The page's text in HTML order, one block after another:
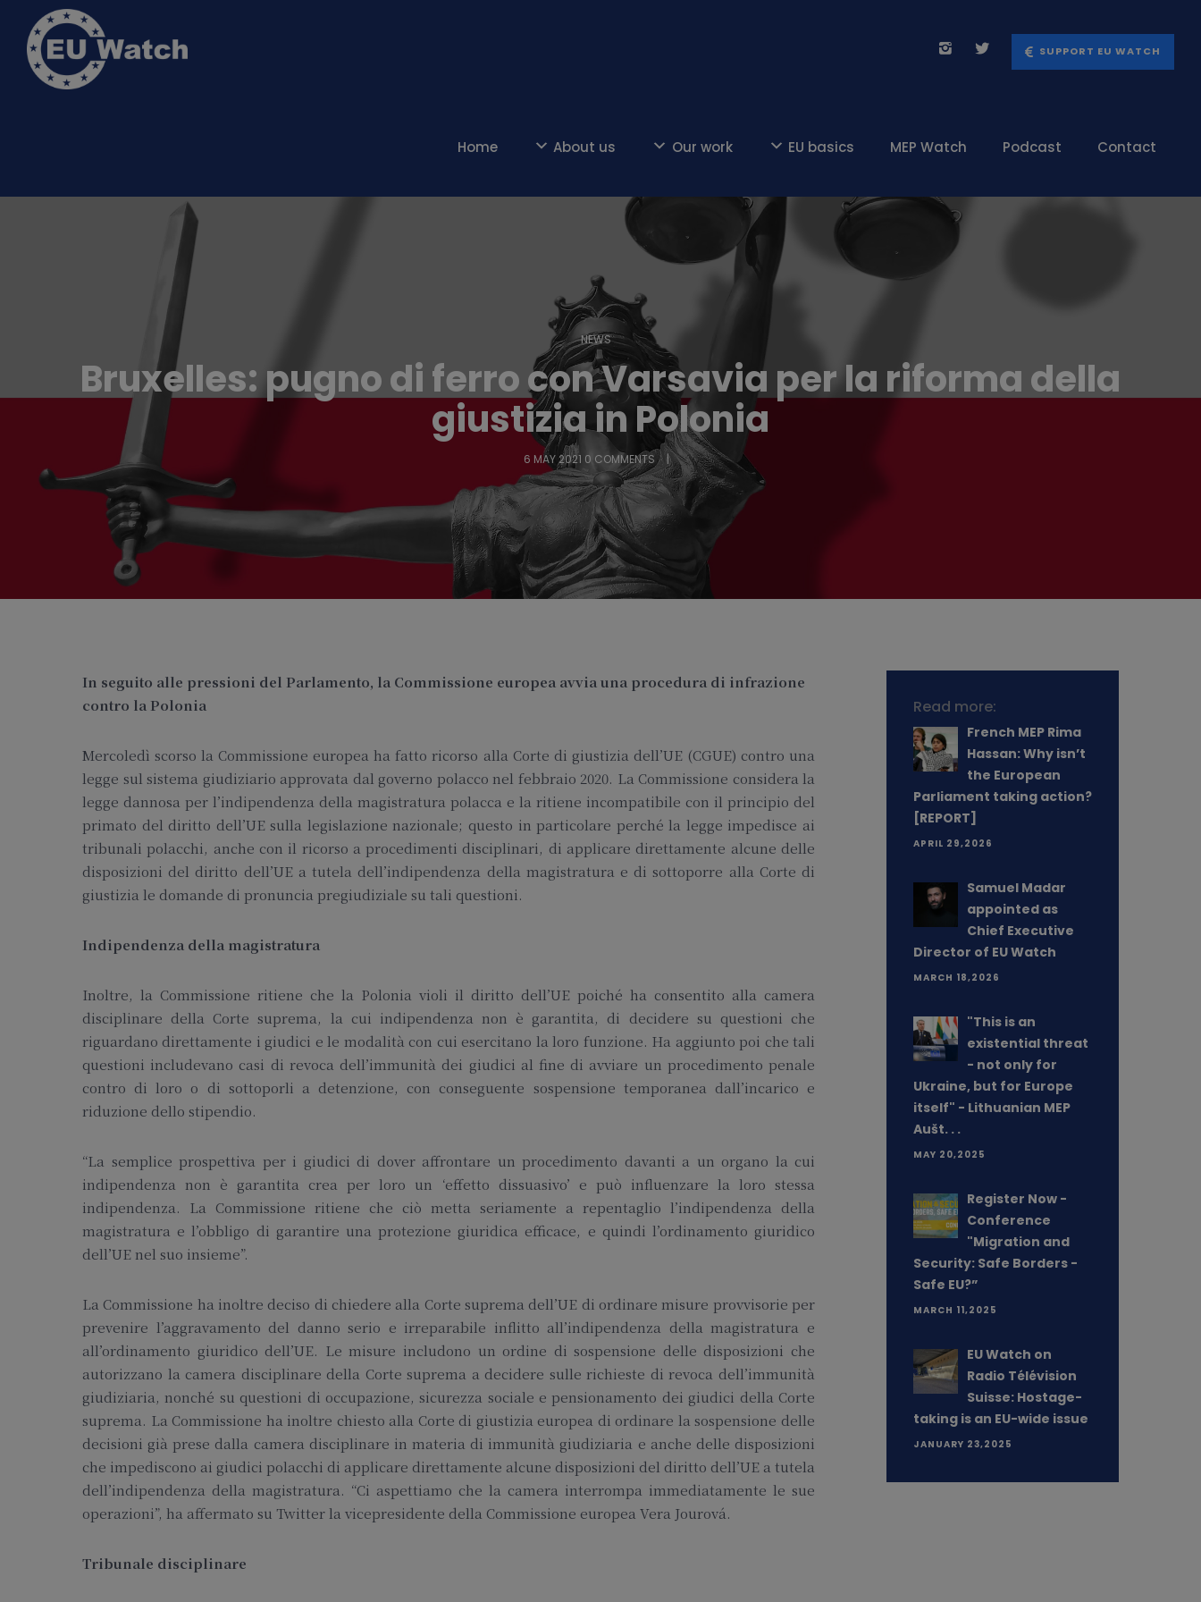
SUPPORT EU WATCH
Home About us Our work EU basics MEP Watch Podcast Contact
NEWS
Bruxelles: pugno di ferro con Varsavia per la riforma della
giustizia in Polonia
6 MAY 2021 0 COMMENTS
In seguito alle pressioni del Parlamento, la Commissione europea avvia una procedura di infrazione
contro la Polonia
Mercoledì scorso la Commissione europea ha fatto ricorso alla Corte di giustizia dell’UE (CGUE) contro una
legge sul sistema giudiziario approvata dal governo polacco nel febbraio 2020. La Commissione considera la
legge dannosa per l’indipendenza della magistratura polacca e la ritiene incompatibile con il principio del
primato del diritto dell’UE sulla legislazione nazionale; questo in particolare perché la legge impedisce ai
tribunali polacchi, anche con il ricorso a procedimenti disciplinari, di applicare direttamente alcune delle
disposizioni del diritto dell’UE a tutela dell’indipendenza della magistratura e di sottoporre alla Corte di
giustizia le domande di pronuncia pregiudiziale su tali questioni.
Indipendenza della magistratura
Inoltre, la Commissione ritiene che la Polonia violi il diritto dell’UE poiché ha consentito alla camera
disciplinare della Corte suprema, la cui indipendenza non è garantita, di decidere su questioni che
riguardano direttamente i giudici e le modalità con cui esercitano la loro funzione. Ha aggiunto poi che tali
questioni includevano casi di revoca dell’immunità dei giudici al fine di avviare un procedimento penale
contro di loro o di sottoporli a detenzione, con conseguente sospensione temporanea dall’incarico e
riduzione dello stipendio.
“La semplice prospettiva per i giudici di dover affrontare un procedimento davanti a un organo la cui
indipendenza non è garantita crea per loro un ‘effetto dissuasivo’ e può influenzare la loro stessa
indipendenza. La Commissione ritiene che ciò metta seriamente a repentaglio l’indipendenza della
magistratura e l’obbligo di garantire una protezione giuridica efficace, e quindi l’ordinamento giuridico
dell’UE nel suo insieme”.
La Commissione ha inoltre deciso di chiedere alla Corte suprema dell’UE di ordinare misure provvisorie per
prevenire l’aggravamento del danno serio e irreparabile inflitto all’indipendenza della magistratura e
all’ordinamento giuridico dell’UE. Le misure includono un ordine di sospensione delle disposizioni che
autorizzano la camera disciplinare della Corte suprema a decidere sulle richieste di revoca dell’immunità
giudiziaria, nonché su questioni di occupazione, sicurezza sociale e pensionamento dei giudici della Corte
suprema. La Commissione ha inoltre chiesto alla Corte di giustizia europea di ordinare la sospensione delle
decisioni già prese dalla camera disciplinare in materia di immunità giudiziaria e anche delle disposizioni
che impediscono ai giudici polacchi di applicare direttamente alcune disposizioni del diritto dell’UE a tutela
dell’indipendenza della magistratura. “Ci aspettiamo che la camera interrompa immediatamente le sue
operazioni”, ha affermato su Twitter la vicepresidente della Commissione europea Vera Jourová.
Tribunale disciplinare
Read more:
French MEP Rima
Hassan: Why isn’t
the European
Parliament taking action?
[REPORT]
APRIL 29,2026
Samuel Madar
appointed as
Chief Executive
Director of EU Watch
MARCH 18,2026
"This is an
existential threat
- not only for
Ukraine, but for Europe
itself" - Lithuanian MEP
Aušt. . .
MAY 20,2025
Register Now -
Conference
"Migration and
Security: Safe Borders -
Safe EU?”
MARCH 11,2025
EU Watch on
Radio Télévision
Suisse: Hostage-
taking is an EU-wide issue
JANUARY 23,2025